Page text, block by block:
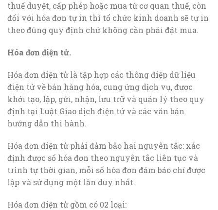
thuế duyệt, cấp phép hoặc mua từ cơ quan thuế, còn
đối với hóa đơn tự in thì tổ chức kinh doanh sẽ tự in
theo đúng quy định chứ không cần phải đặt mua.
Hóa đơn điện tử.
Hóa đơn điện tử là tập hợp các thông điệp dữ liệu
điện tử về bán hàng hóa, cung ứng dịch vụ, được
khởi tạo, lập, gửi, nhận, lưu trữ và quản lý theo quy
định tại Luật Giao dịch điện tử và các văn bản
hướng dẫn thi hành.
Hóa đơn điện tử phải đảm bảo hai nguyên tắc: xác
định được số hóa đơn theo nguyên tắc liên tục và
trình tự thời gian, mỗi số hóa đơn đảm bảo chỉ được
lập và sử dụng một lần duy nhất.
Hóa đơn điện tử gồm có 02 loại: